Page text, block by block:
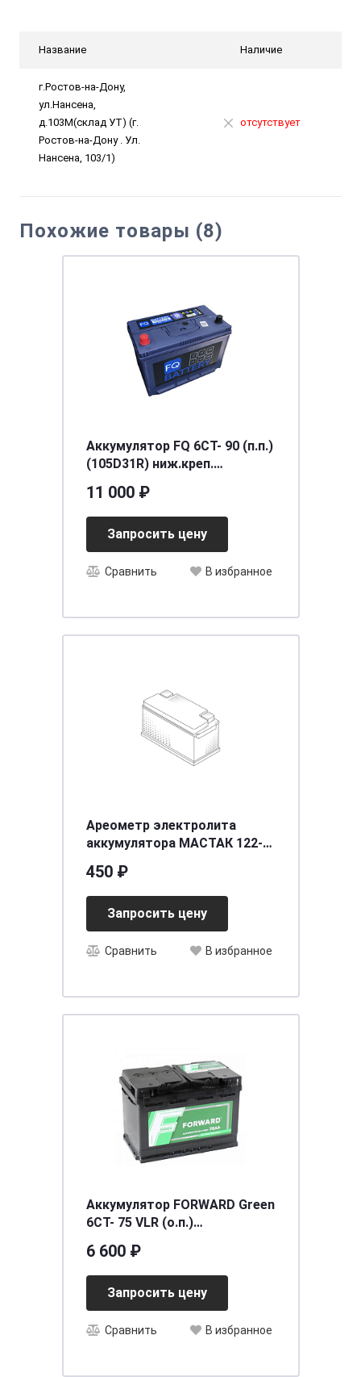
Название Наличие
г.Ростов-на-Дону,
ул.Нансена,
д.103М(склад УТ) (г.
Ростов-на-Дону . Ул.
Нансена, 103/1)
отсутствует
Похожие товары (8)
Аккумулятор FQ 6СТ- 90 (п.п.)
(105D31R) ниж.креп.
11 000 ₽
Запросить цену
Сравнить В избранное
Ареометр электролита
аккумулятора МАСТАК 122-
450 ₽
Запросить цену
Сравнить В избранное
Аккумулятор FORWARD Green
6СТ- 75 VLR (о.п.)
6 600 ₽
Запросить цену
Сравнить В избранное